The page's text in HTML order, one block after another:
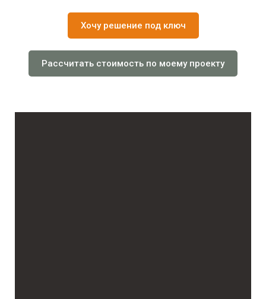
Хочу решение под ключ
Рассчитать стоимость по моему проекту